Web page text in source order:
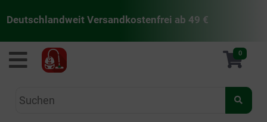
Deutschlandweit Versandkostenfrei ab 49 €
staubsaugermanufaktur 0